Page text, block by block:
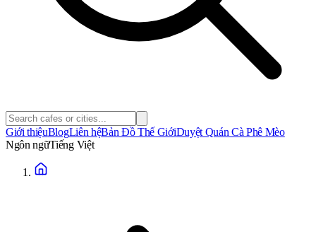
Giới thiệuBlogLiên hệBản Đồ Thế GiớiDuyệt Quán Cà Phê Mèo
Ngôn ngữTiếng Việt